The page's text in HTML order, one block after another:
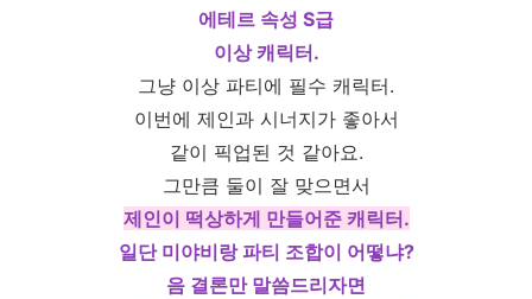
에테르 속성 S급
이상 캐릭터.
그냥 이상 파티에 필수 캐릭터.
이번에 제인과 시너지가 좋아서
같이 픽업된 것 같아요.
그만큼 둘이 잘 맞으면서
제인이 떡상하게 만들어준 캐릭터.
일단 미야비랑 파티 조합이 어떻냐?
음 결론만 말씀드리자면